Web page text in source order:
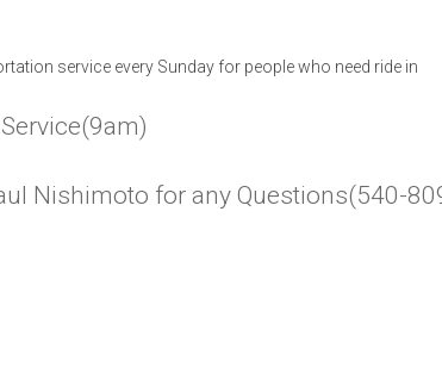
service every Sunday for people who need ride in
Nishimoto for any Questions(540-